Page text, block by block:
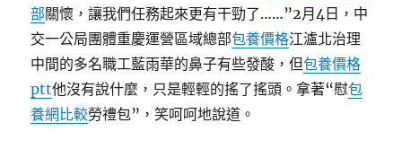
部關懷，讓我們任務起來更有干勁了……”2月4日，中
交一公局團體重慶運營區域總部包養價格江瀘北治理
中間的多名職工藍雨華的鼻子有些發酸，但包養價格
ptt他沒有說什麼，只是輕輕的搖了搖頭。拿著“慰包
養網比較勞禮包”，笑呵呵地說道。